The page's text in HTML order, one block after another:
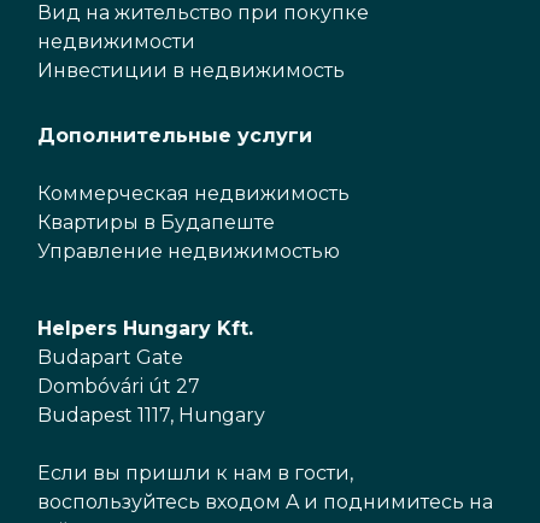
Вид на жительство при покупке
недвижимости
Инвестиции в недвижимость
Дополнительные услуги
Коммерческая недвижимость
Квартиры в Будапеште
Управление недвижимостью
Helpers Hungary Kft.
Budapart Gate
Dombóvári út 27
Budapest 1117, Hungary
Если вы пришли к нам в гости,
воспользуйтесь входом A и поднимитесь на